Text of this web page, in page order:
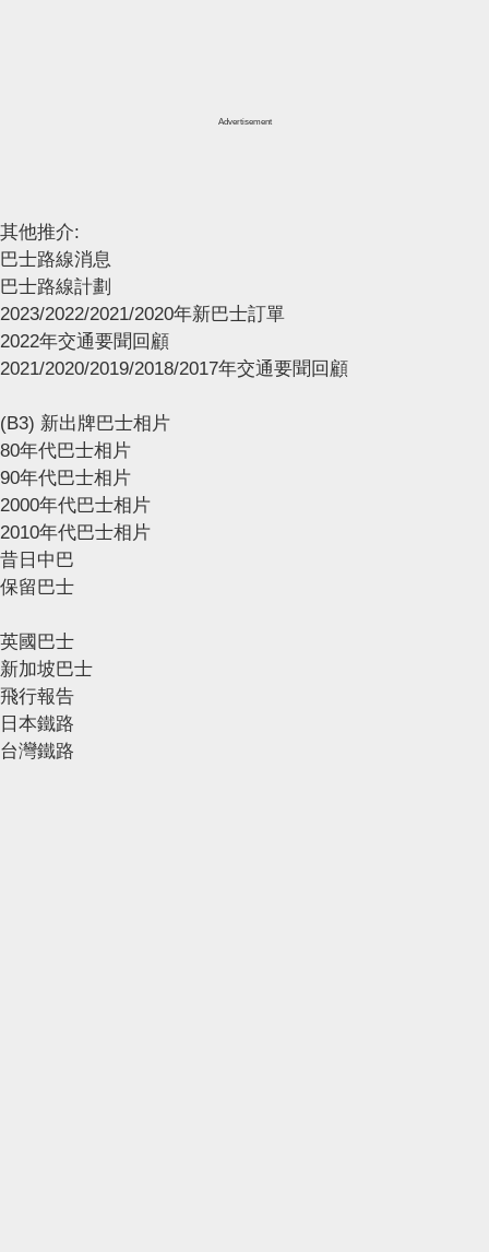
Advertisement
其他推介:
巴士路線消息
巴士路線計劃
2023/2022/2021/2020年新巴士訂單
2022年交通要聞回顧
2021/2020/2019/2018/2017年交通要聞回顧
(B3) 新出牌巴士相片
80年代巴士相片
90年代巴士相片
2000年代巴士相片
2010年代巴士相片
昔日中巴
保留巴士
英國巴士
新加坡巴士
飛行報告
日本鐵路
台灣鐵路